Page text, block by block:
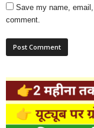
Save my name,
comment.